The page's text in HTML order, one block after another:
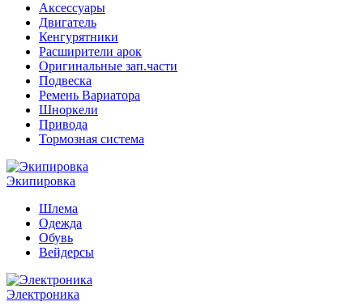
Аксессуары
Двигатель
Кенгурятники
Расширители арок
Оригинальные зап.части
Подвеска
Ремень Вариатора
Шноркели
Привода
Тормозная система
Экипировка
Шлема
Одежда
Обувь
Вейдерсы
Электроника